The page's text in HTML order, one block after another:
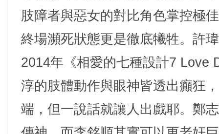
肢障者與惡女的對比角色掌控極
終場瀕死狀態更是徹底犧牲。許
2014年《相愛的七種設計7 Love
淳的肢體動作與眼神皆透出癲狂
端，但一說話就讓人出戲耶。鄭